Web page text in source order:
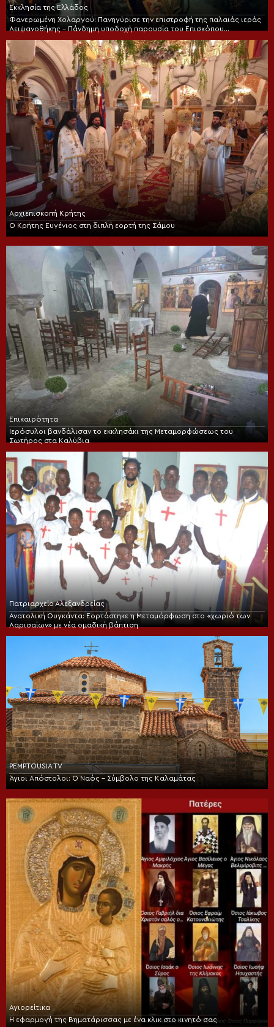
Εκκλησία της Ελλάδος
Φανερωμένη Χολαργού: Πανηγύρισε την επιστροφή της παλαιάς ιεράς
Λειψανοθήκης – Πάνδημη υποδοχή παρουσία του Επισκόπου
Χριστουπόλεως
Αρχιεπισκοπή Κρήτης
Ο Κρήτης Ευγένιος στη διπλή εορτή της Σάμου
Επικαιρότητα
Ιερόσυλοι βανδάλισαν το εκκλησάκι της Μεταμορφώσεως του
Σωτήρος στα Καλύβια
Πατριαρχείο Αλεξανδρείας
Ανατολική Ουγκάντα: Εορτάστηκε η Μεταμόρφωση στο «χωριό των
Λαρισαίων» με νέα ομαδική βάπτιση
PEMPTOUSIA TV
Άγιοι Απόστολοι: Ο Ναός – Σύμβολο της Καλαμάτας
Αγιορείτικα
Η εφαρμογή της Βηματάρισσας με ένα κλικ στο κινητό σας